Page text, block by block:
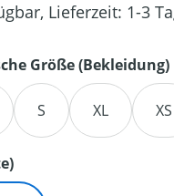
Lieferzeit: 1-3
Größe (Bekleidung)
S XL XS
auswählen